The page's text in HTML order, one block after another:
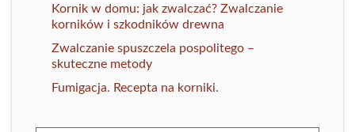
Kornik w domu: jak zwalczać? Zwalczanie
korników i szkodników drewna
Zwalczanie spuszczela pospolitego –
skuteczne metody
Fumigacja. Recepta na korniki.